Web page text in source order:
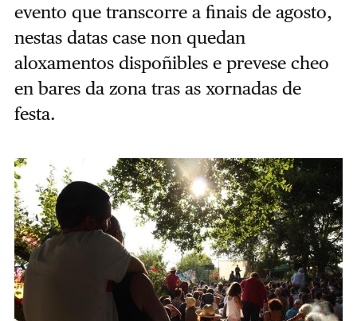
evento que transcorre a finais de agosto,
nestas datas case non quedan
aloxamentos dispoñibles e prevese cheo
en bares da zona tras as xornadas de
festa.